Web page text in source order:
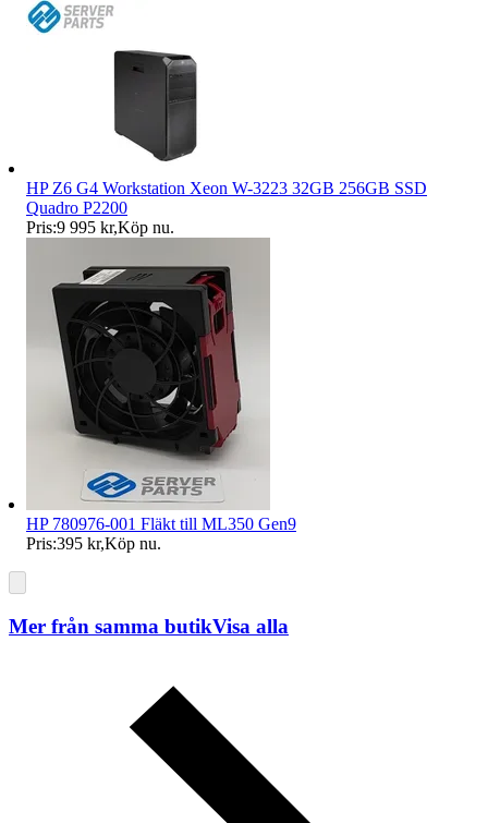
HP Z6 G4 Workstation Xeon W-3223 32GB 256GB SSD
Quadro P2200
Pris:9 995 kr,Köp nu.
HP 780976-001 Fläkt till ML350 Gen9
Pris:395 kr,Köp nu.
Mer från samma butikVisa alla